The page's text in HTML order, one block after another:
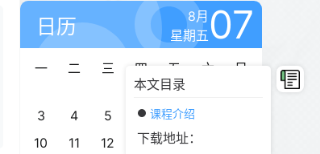
本文目录
课程介绍
下载地址：
日历
8月
星期五 07
一 二 三 四 五 六
日
3
4 5 6 7
10
11 12 13 14